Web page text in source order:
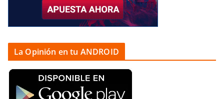
La Opinión en tu ANDROID